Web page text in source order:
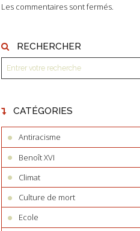
RECHERCHER
CATÉGORIES
Antiracisme
Benoît XVI
Climat
Culture de mort
Ecole
Les commentaires sont fermés.